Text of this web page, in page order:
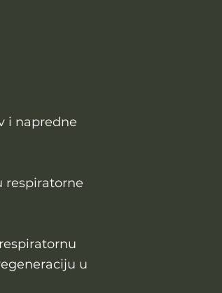
i napredne
respiratorne
u